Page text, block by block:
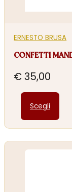
ERNESTO BRUSA
CONFETTI
€35,00
Scegli
ha
più